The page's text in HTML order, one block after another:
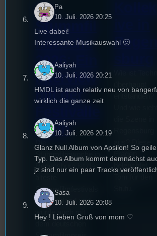
44.
Stummfil
mwoche
2026: Ein
Interview
mit der
iterin
Stummfilmwoche in
Regensburg ist das
Stummfilmfestivals
Deutschland und
Regen
entstanden?
beleuchtet
Pa
10. Juli. 2026 20:25
Live dabei!
Interessante Musikauswahl 🙂
Aaliyah
10. Juli. 2026 20:21
HMDL ist auch relativ neu von
wirklich die ganze zeit
Aaliyah
10. Juli. 2026 20:19
Glanz Null Album von Apsilon! So
Typ. Das Album kommt demnächst
jz sind nur ein paar Tracks
Sasa
10. Juli. 2026 20:08
Hey ! Lieben Gruß von mom ♡